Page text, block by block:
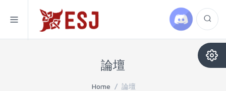
論壇
Home / 論壇